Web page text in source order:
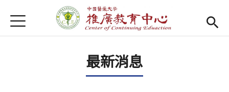
首頁
首頁
Open submenu (關於我們)
Jump to Navigation
Jump to Main content
最新消息